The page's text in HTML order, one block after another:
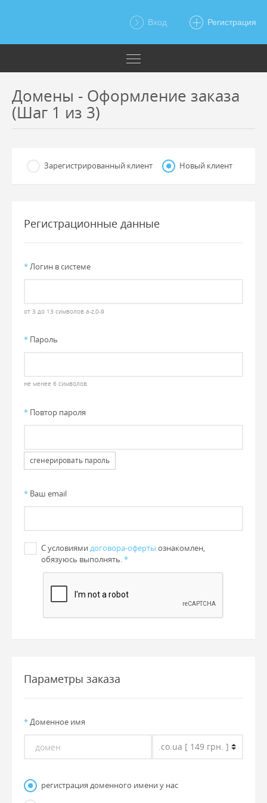
Вход Регистрация
Домены - Оформление заказа
(Шаг 1 из 3)
Зарегистрированный клиент Новый клиент
Регистрационные данные
*Логин в системе
от 3 до 13 символов a-z,0-9
* Пароль
не менее 6 символов
* Повтор пароля
сгенерировать пароль
* Ваш email
С условиями договора-оферты ознакомлен,
обязуюсь выполнять.*
Параметры заказа
*Доменное имя
регистрация доменного имени у нас